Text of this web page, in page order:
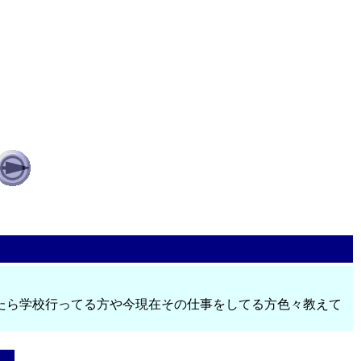
学校行ってる方や今現在その仕事をしてる方色々教えて